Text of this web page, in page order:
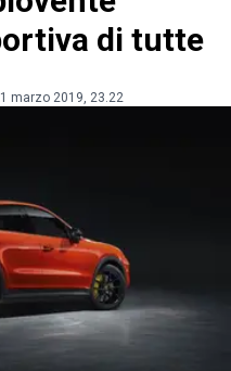
di tutte
marzo 2019, 23.22